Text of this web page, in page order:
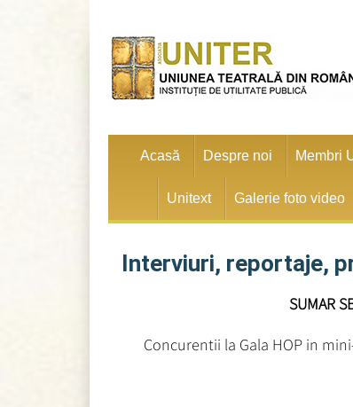
Acasă Despre noi Membri
Unitext Galerie foto video
Interviuri, reportaje,
SUMAR
Concurentii la Gala HOP in